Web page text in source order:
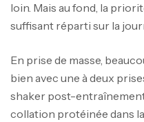
loin. Mais au fond, la
suffisant réparti sur la
En prise de masse,
bien avec une à deux
shaker post-
collation protéinée dans